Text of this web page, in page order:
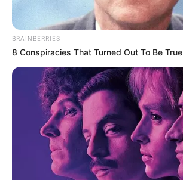
BRAINBERRIES
8 Conspiracies That Turned Out To Be True